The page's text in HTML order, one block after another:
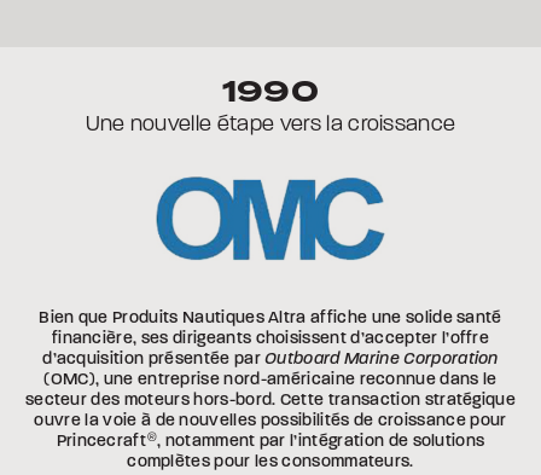
1990
Une nouvelle étape vers la croissance
Bien que Produits Nautiques Altra affiche une solide santé
financière, ses dirigeants choisissent d’accepter l’offre
d’acquisition présentée parOutboard Marine Corporation
(OMC), une entreprise nord-américaine reconnue dans le
secteur des moteurs hors-bord. Cette transaction stratégique
ouvre la voie à de nouvelles possibilités de croissance pour
Princecraft®, notamment par l’intégration de solutions
complètes pour les consommateurs.